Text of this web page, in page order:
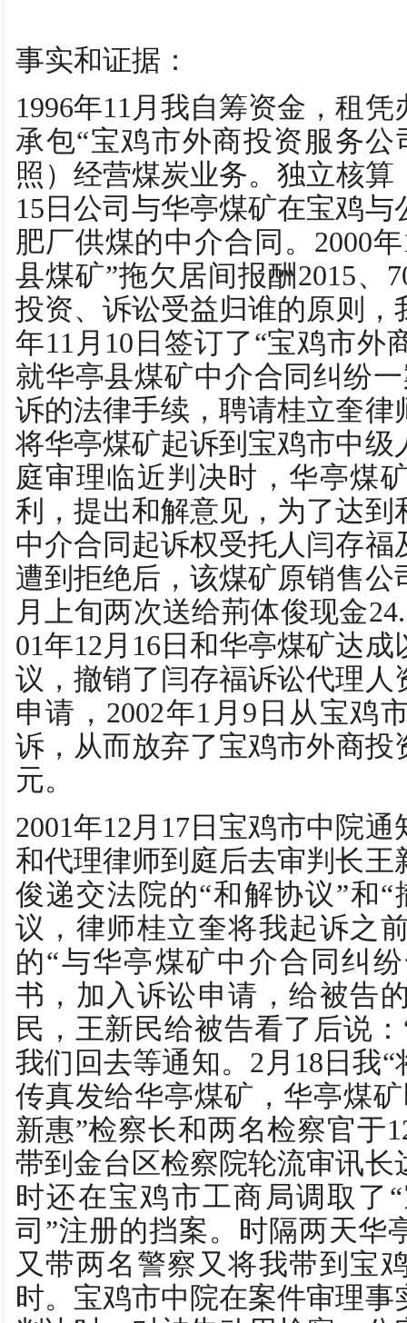
事实和证据：
1996年11月我自筹资金，租
承包“宝鸡市外商投资服务
照）经营煤炭业务。独立核算
15日公司与华亭煤矿在宝鸡
肥厂供煤的中介合同。2000
县煤矿”拖欠居间报酬2015、
投资、诉讼受益归谁的原则，
年11月10日签订了“宝鸡市外
就华亭县煤矿中介合同纠纷
诉的法律手续，聘请桂立奎律
将华亭煤矿起诉到宝鸡市中
庭审理临近判决时，华亭煤
利，提出和解意见，为了达
中介合同起诉权受托人闫存
遭到拒绝后，该煤矿原销售公
月上旬两次送给荊体俊现金
01年12月16日和华亭煤矿达
议，撤销了闫存福诉讼代理
申请，2002年1月9日从宝鸡
诉，从而放弃了宝鸡市外商投
元。
2001年12月17日宝鸡市中院
和代理律师到庭后去审判长
俊递交法院的“和解协议”和
议，律师桂立奎将我起诉之
的“与华亭煤矿中介合同纠
书，加入诉讼申请，给被告
民，王新民给被告看了后说
我们回去等通知。2月18日我
传真发给华亭煤矿，华亭煤
新惠”检察长和两名检察官于
带到金台区检察院轮流审讯长
时还在宝鸡市工商局调取了
司”注册的挡案。时隔两天华
又带两名警察又将我带到宝
时。宝鸡市中院在案件审理